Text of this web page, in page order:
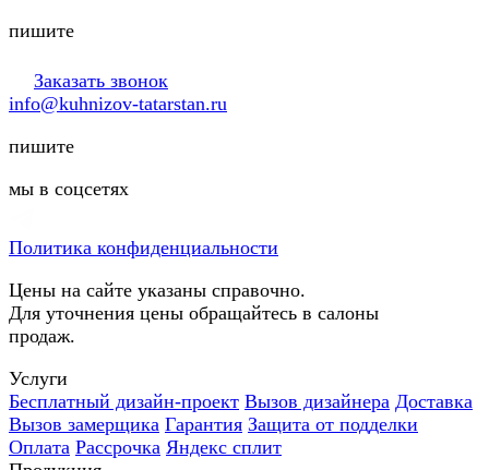
пишите
Заказать звонок
info@kuhnizov-tatarstan.ru
пишите
мы в соцсетях
Политика конфиденциальности
Цены на сайте указаны справочно.
Для уточнения цены обращайтесь в салоны
продаж.
Услуги
Бесплатный дизайн-проект Вызов дизайнера Доставка
Вызов замерщика Гарантия Защита от подделки
Оплата Рассрочка Яндекс сплит